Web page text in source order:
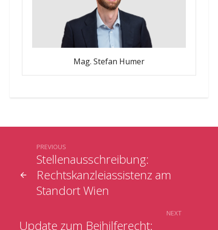
Mag. Stefan Humer
Stellenausschreibung:
Rechtskanzleiassistenz am
Standort Wien
PREVIOUS
Update zum Beihilferecht:
NEXT